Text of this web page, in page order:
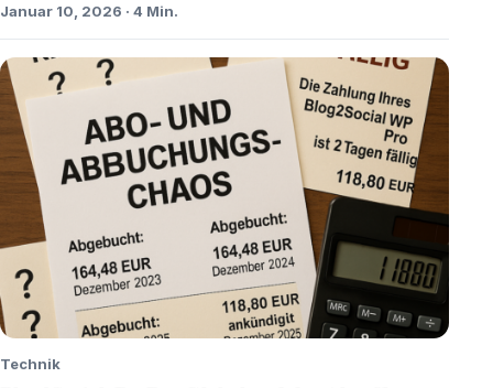
Januar 10, 2026 · 4 Min.
Technik